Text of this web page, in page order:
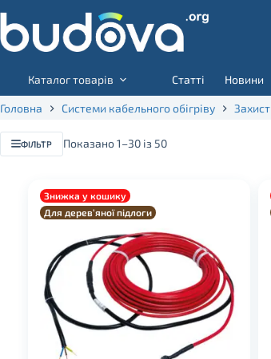
to
content
Каталог товарів
Статті Новини
Головна Системи кабельного обігріву
ФІЛЬТР Показано 1–30 із 50
Знижка у кошику
Для дерев’яної підлоги